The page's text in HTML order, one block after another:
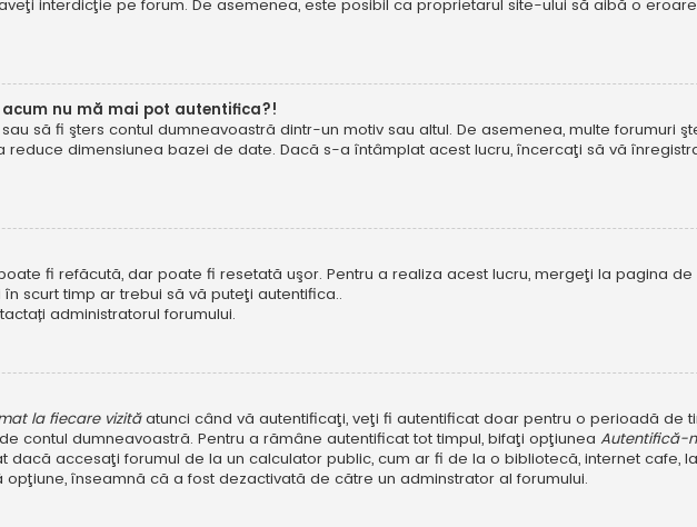
interdicţie pe forum. De asemenea, este posibil ca proprietarul site-ului să aibă o
nu mă mai pot autentifica?!
să fi şters contul dumneavoastră dintr-un motiv sau altul. De asemenea, multe forumuri
dimensiunea bazei de date. Dacă s-a întâmplat acest lucru, încercaţi să vă
fi refăcută, dar poate fi resetată uşor. Pentru a realiza acest lucru, mergeţi la pagina
în scurt timp ar trebui să vă puteţi autentifica..
administratorul forumului.
la fiecare vizităatunci când vă autentificaţi, veţi fi autentificat doar pentru o perioadă de
contul dumneavoastră. Pentru a rămâne autentificat tot timpul, bifaţi opţiunea Autentifică-
dacă accesaţi forumul de la un calculator public, cum ar fi de la o bibliotecă, internet cafe,
înseamnă că a fost dezactivată de către un adminstrator al forumului.